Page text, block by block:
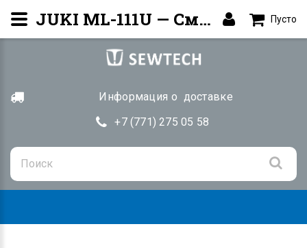
Информация о доставке
+7 (771) 275 05 58
Пусто
JUKI ML-111U — Смёточная машина | Купить Алматы